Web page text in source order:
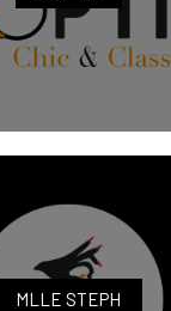
MLLE STEPH